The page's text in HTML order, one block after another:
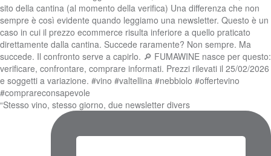
“Stesso vino, stesso giorno, due newsletter divers